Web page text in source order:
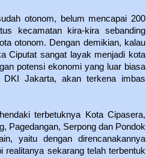
otonom, belum mencapai 200
kecamatan kira-kira sebanding
otonom. Dengan demikian, kalau
Ciputat sangat layak menjadi kota
potensi ekonomi yang luar biasa
DKI Jakarta, akan terkena imbas
terbetuknya Kota Cipasera,
Pagedangan, Serpong dan Pondok
yaitu dengan direncanakannya
realitanya sekarang telah terbentuk